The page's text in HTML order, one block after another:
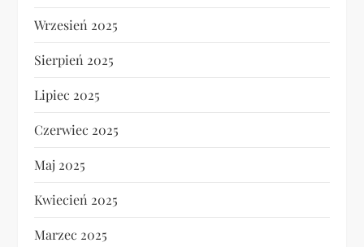
Wrzesień 2025
Sierpień 2025
Lipiec 2025
Czerwiec 2025
Maj 2025
Kwiecień 2025
Marzec 2025